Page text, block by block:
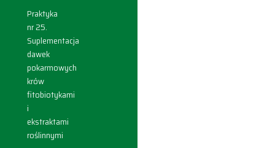
Praktyka
nr 25.
Suplementacja
dawek
pokarmowych
krów
fitobiotykami
i
ekstraktami
roślinnymi